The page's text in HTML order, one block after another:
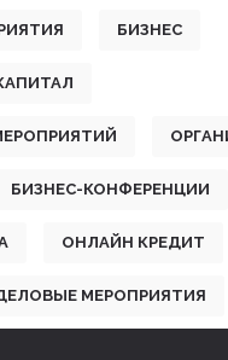
БИЗНЕС
БИЗНЕС-КОНФЕРЕНЦИИ
ОНЛАЙН КРЕДИТ
МЕРОПРИЯТИЯ